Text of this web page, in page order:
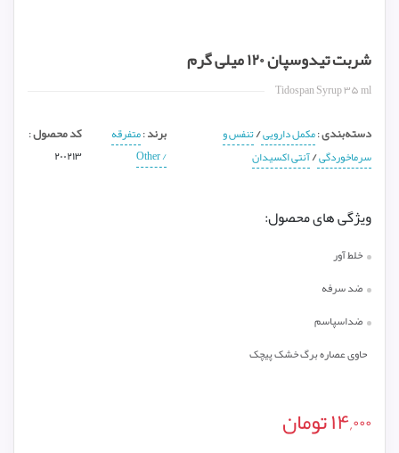
شربت تیدوسپان ۱۲۰ میلی گرم
Tidospan Syrup ۳۵ ml
دسته‌بندی:مکمل دارویی/تنفس و
سرماخوردگی/آنتی اکسیدان
برند:متفرقه
/ Other
کد محصول:
۲۰۰۲۱۳
ویژگی های محصول:
خلط آور
ضد سرفه
ضداسپاسم
حاوی عصاره برگ خشک پیچک
۱۴,۰۰۰تومان